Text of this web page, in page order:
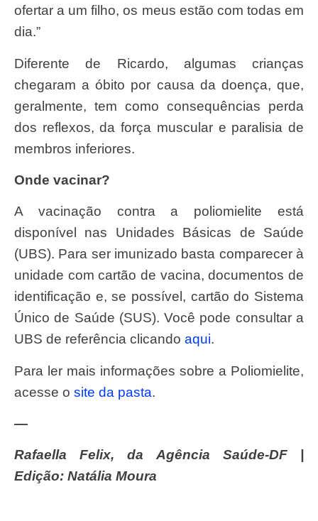
ofertar a um filho, os meus estão com todas em
dia.”
Diferente de Ricardo, algumas crianças
chegaram a óbito por causa da doença, que,
geralmente, tem como consequências perda
dos reflexos, da força muscular e paralisia de
membros inferiores.
Onde vacinar?
A vacinação contra a poliomielite está
disponível nas Unidades Básicas de Saúde
(UBS). Para ser imunizado basta comparecer à
unidade com cartão de vacina, documentos de
identificação e, se possível, cartão do Sistema
Único de Saúde (SUS). Você pode consultar a
UBS de referência clicando aqui.
Para ler mais informações sobre a Poliomielite,
acesse o site da pasta.
—
Rafaella Felix, da Agência Saúde-DF |
Edição: Natália Moura